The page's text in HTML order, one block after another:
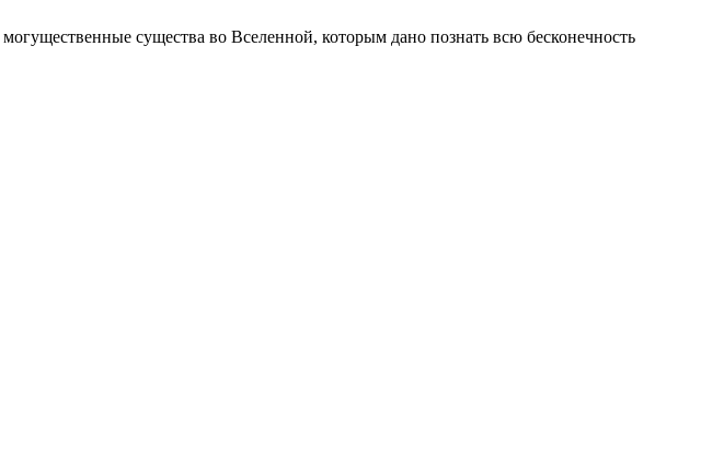
существа во Вселенной, которым дано познать всю бесконечность